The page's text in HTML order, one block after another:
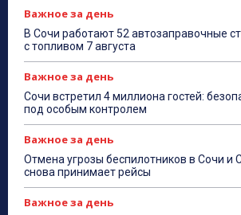
Важное за день
В Сочи работают 52 автозаправочные
с топливом 7 августа
Важное за день
Сочи встретил 4 миллиона гостей:
под особым контролем
Важное за день
Отмена угрозы беспилотников в Сочи и
снова принимает рейсы
Важное за день